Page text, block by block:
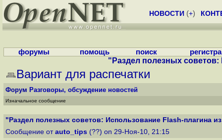
НОВОСТИ (+)
форумы помощь поиск
"Раздел полезных советов:
Вариант для распечатки
Форум Разговоры, обсуждение новостей
Изначальное сообщение
"Раздел полезных советов: Использование Flash-плагина
Сообщение от auto_tips (??) on 29-Ноя-10, 21:15